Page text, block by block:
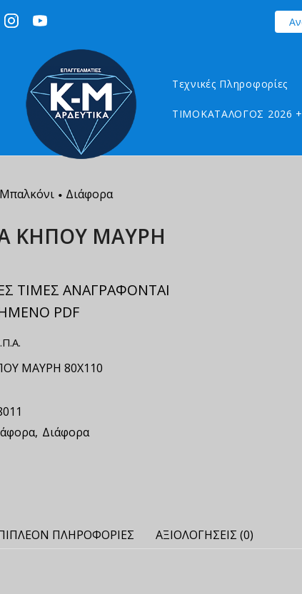
Τεχνικές Πληροφορίες
ΤΙΜΟΚΑΤΑΛΟΓΟΣ 2026 +
• Διάφορα
ΚΗΠΟΥ ΜΑΥΡΗ
ΤΙΜΕΣ ΑΝΑΓΡΑΦΟΝΤΑΙ
PDF
ΜΑΥΡΗ 80Χ110
, Διάφορα
ΠΛΗΡΟΦΟΡΊΕΣ ΑΞΙΟΛΟΓΉΣΕΙΣ (0)